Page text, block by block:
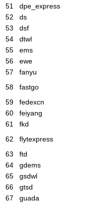
51
dpe_express
52
ds
53
dsf
54
dtwl
55
ems
56
ewe
57
fanyu
58
fastgo
59
fedexcn
60
feiyang
61
fkd
62
flytexpress
63
ftd
64
gdems
65
gsdwl
66
gtsd
67
guada